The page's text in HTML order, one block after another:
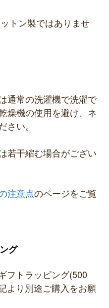
トン製ではありませ
通常の洗濯機で洗濯で
燥機の使用を避け、ネ
さい。
若干縮む場合がござい
注意点のページをご覧
グ
フトラッピング(500
より別途ご購入をお願